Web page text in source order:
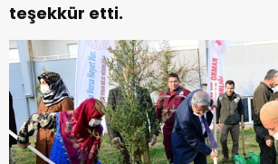
teşekkür etti.